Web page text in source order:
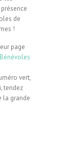
de
!
page
vert,
tendez
la grande